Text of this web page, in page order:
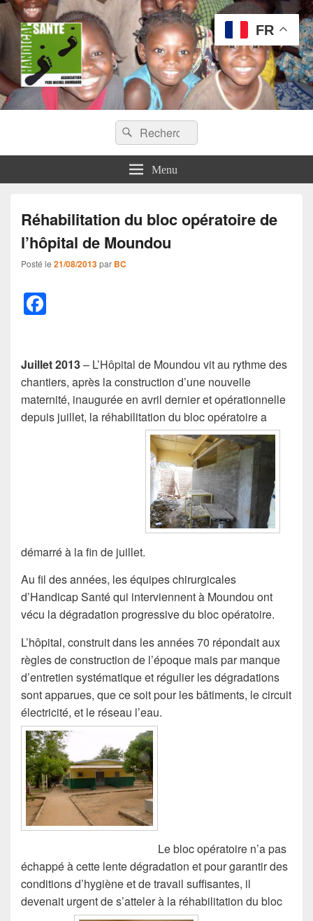
Handicap Santé
Missions chirurgicales orthopédiques au Tchad
Recherche :
Rechercher
Menu
Réhabilitation du bloc opératoire de
l’hôpital de Moundou
Posté le 21/08/2013par BC
e
b
o
Juillet 2013– L’Hôpital de Moundou vit au rythme des
chantiers, après la construction d’une nouvelle
maternité, inaugurée en avril dernier et opérationnelle
depuis juillet, la réhabilitation du bloc opératoire a
démarré à la fin de juillet.
Au fil des années, les équipes chirurgicales
d’Handicap Santé qui interviennent à Moundou ont
vécu la dégradation progressive du bloc opératoire.
L’hôpital, construit dans les années 70 répondait aux
règles de construction de l’époque mais par manque
d’entretien systématique et régulier les dégradations
sont apparues, que ce soit pour les bâtiments, le circuit
électricité, et le réseau l’eau.
Le bloc opératoire n’a pas
échappé à cette lente dégradation et pour garantir des
conditions d’hygiène et de travail suffisantes, il
devenait urgent de s’atteler à la réhabilitation du bloc
FR